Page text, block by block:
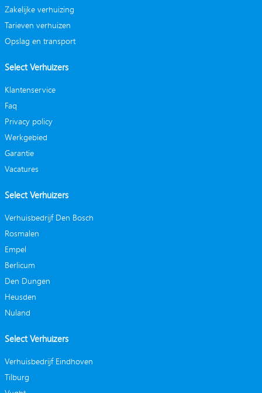
Zakelijke verhuizing
Tarieven verhuizen
Opslag en transport
Select Verhuizers
Klantenservice
Faq
Privacy policy
Werkgebied
Garantie
Vacatures
Select Verhuizers
Verhuisbedrijf Den Bosch
Rosmalen
Empel
Berlicum
Den Dungen
Heusden
Nuland
Select Verhuizers
Verhuisbedrijf Eindhoven
Tilburg